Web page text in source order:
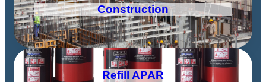
Construction
Refill APAR